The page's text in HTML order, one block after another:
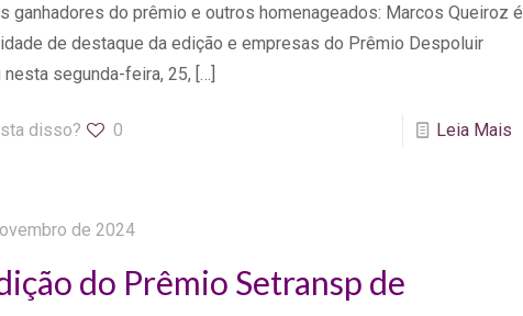
ganhadores do prêmio e outros homenageados: Marcos Queiroz é
de destaque da edição e empresas do Prêmio Despoluir
nesta segunda-feira, 25, […]
disso? 0 Leia Mais
de 2024
do Prêmio Setransp de